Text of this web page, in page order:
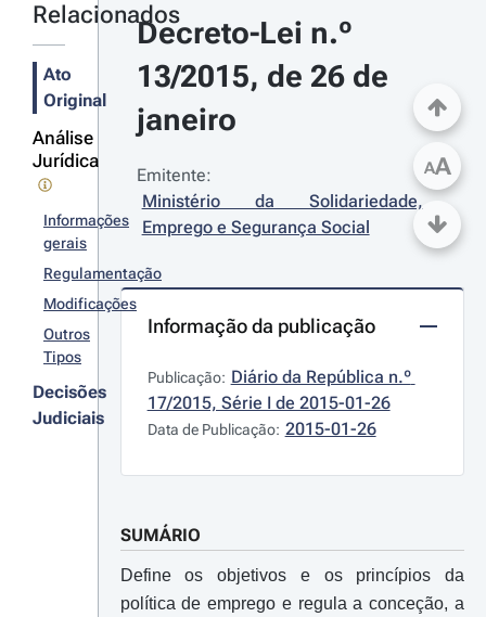
Relacionados
Ato
Original
Análise
Jurídica
Informações
gerais
Regulamentação
Modificações
Outros
Tipos
Decisões
Judiciais
Decreto-Lei n.º
13/2015, de 26 de
janeiro
Emitente:
Ministério da Solidariedade,
Emprego e Segurança Social
Informação da publicação
Publicação: Diário da República n.º
17/2015, Série I de 2015-01-26
Data de Publicação: 2015-01-26
SUMÁRIO
Define os objetivos e os princípios da
política de emprego e regula a conceção, a
AA